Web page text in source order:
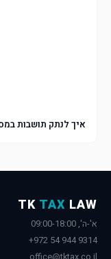
איך לנתק תושבות במס
TK TAX LAW
א'-ה', 09:00-18:00
+972 54 944 9314